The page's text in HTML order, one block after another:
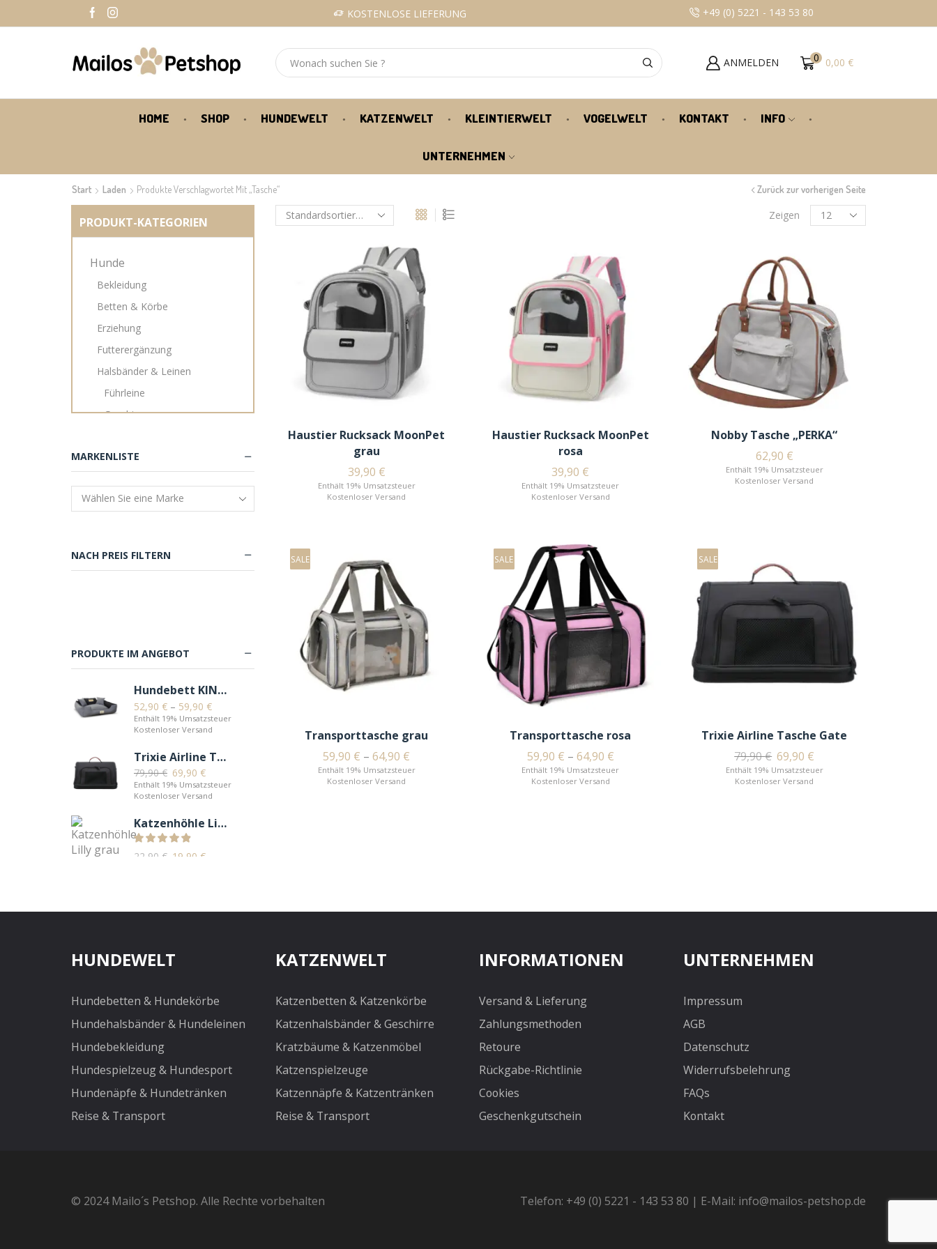
KOSTENLOSE LIEFERUNG +49 (0) 5221 - 143 53 80
ANMELDEN 0 0,00 €
HOME SHOP HUNDEWELT KATZENWELT KLEINTIERWELT VOGELWELT KONTAKT INFO
UNTERNEHMEN
Start Laden Produkte Verschlagwortet Mit „Tasche“ Zurück zur vorherigen Seite
Zeigen
Haustier Rucksack MoonPet
grau
39,90 €
Enthält 19% Umsatzsteuer
Kostenloser Versand
Haustier Rucksack MoonPet
rosa
39,90 €
Enthält 19% Umsatzsteuer
Kostenloser Versand
Nobby Tasche „PERKA“
62,90 €
Enthält 19% Umsatzsteuer
Kostenloser Versand
SALE
Transporttasche grau
59,90 € –64,90 €
Enthält 19% Umsatzsteuer
Kostenloser Versand
SALE
Transporttasche rosa
59,90 € – 64,90 €
Enthält 19% Umsatzsteuer
Kostenloser Versand
SALE
Trixie Airline Tasche Gate
79,90€ 69,90 €
Enthält 19% Umsatzsteuer
Kostenloser Versand
PRODUKT-KATEGORIEN
Hunde
Bekleidung
Betten & Körbe
Erziehung
Futterergänzung
Halsbänder & Leinen
Führleine
Geschirr
Lederleine
Schleppleinen
Snacks
Spielzeug & Sport
Trockenfutter
Unterwegs
Balkon & Garten
Bäume & Möbel
Halsbänder & Geschirre
Näpfe & Tränken
Snacks
Toiletten & Streu
Katzenstreu
Toiletten
Transport & Reise
Trockenfutter
Kleintiere
Kleintierfutter & Snacks
MARKENLISTE
NACH PREIS FILTERN
PRODUKTE IM ANGEBOT
Hundebett KINGDOG mit Innenkissen Grau
52,90 € – 59,90 €
Enthält 19% Umsatzsteuer
Kostenloser Versand
Trixie Airline Tasche Gate
79,90€ 69,90 €
Enthält 19% Umsatzsteuer
Kostenloser Versand
Katzenhöhle Lilly grau
22,90 € 19,90 €
HUNDEWELT
Hundebetten & Hundekörbe
Hundehalsbänder & Hundeleinen
Hundebekleidung
Hundespielzeug & Hundesport
Hundenäpfe & Hundetränken
Reise & Transport
KATZENWELT
Katzenbetten & Katzenkörbe
Katzenhalsbänder & Geschirre
Kratzbäume & Katzenmöbel
Katzenspielzeuge
Katzennäpfe & Katzentränken
Reise & Transport
INFORMATIONEN
Versand & Lieferung
Zahlungsmethoden
Retoure
Rückgabe-Richtlinie
Cookies
Geschenkgutschein
UNTERNEHMEN
Impressum
AGB
Datenschutz
Widerrufsbelehrung
FAQs
Kontakt
© 2024 Mailo´s Petshop. Alle Rechte vorbehalten Telefon: +49 (0) 5221 - 143 53 80 | E-Mail: info@mailos-petshop.de